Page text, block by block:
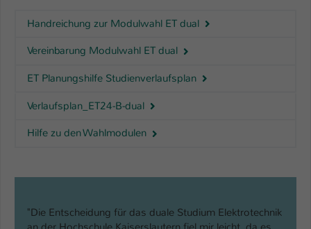
Handreichung zur Modulwahl ET dual
Vereinbarung Modulwahl ET dual
ET Planungshilfe Studienverlaufsplan
Verlaufsplan_ET24-B-dual
Hilfe zu den Wahlmodulen
"Die Entscheidung für das duale Studium Elektrotechnik